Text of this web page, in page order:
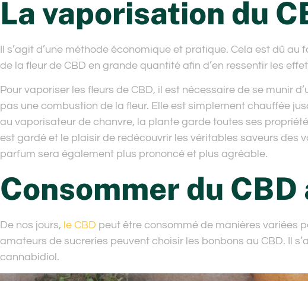
La vaporisation du
Il s’agit d’une méthode économique et pratique. Cela est dû au
de la fleur de CBD en grande quantité afin d’en ressentir les
Pour vaporiser les fleurs de CBD, il est nécessaire de se munir
pas une combustion de la fleur. Elle est simplement chauffée
au vaporisateur de chanvre, la plante garde toutes ses
est gardé et le plaisir de redécouvrir les véritables saveurs des
parfum sera également plus prononcé et plus agréable.
Consommer du
De nos jours, le CBD peut être consommé de manières variées
amateurs de sucreries peuvent choisir les bonbons au CBD. Il
cannabidiol.